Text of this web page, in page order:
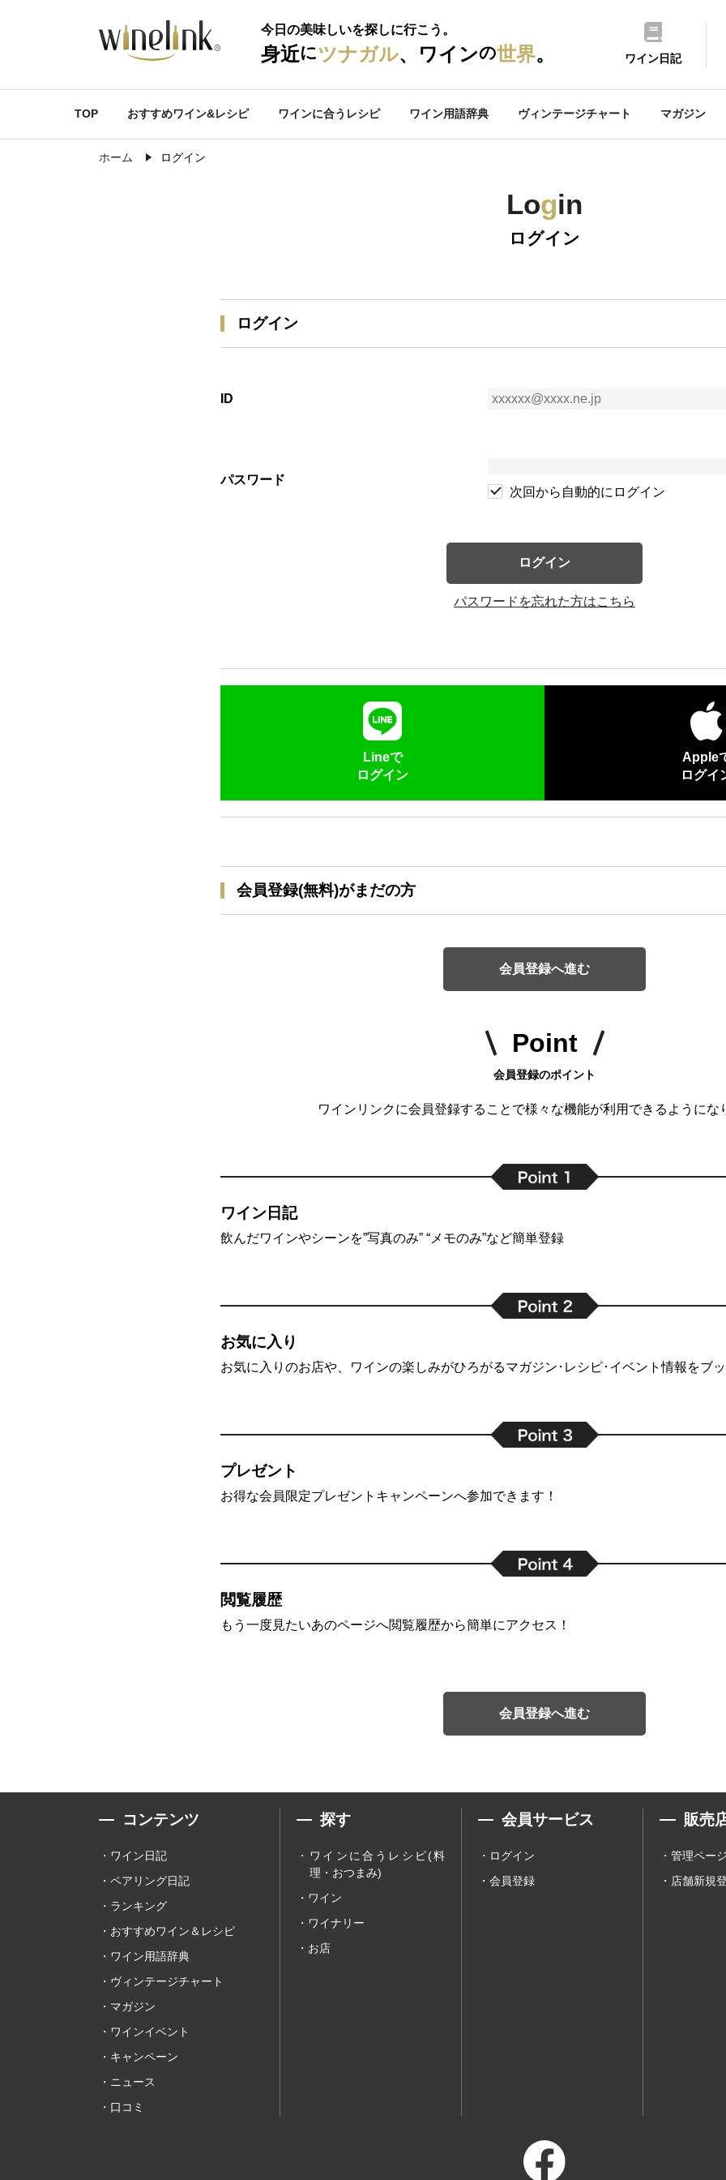
今日の美味しいを探しに行こう。
身近にツナガル、ワインの世界。 ワイン日記
TOP おすすめワイン&レシピ ワインに合うレシピ ワイン用語辞典 ヴィンテージチャート マガジン
ホーム ログイン
Login
ログイン
ログイン
ID
パスワード
次回から自動的にログイン
ログイン
パスワードを忘れた方はこちら
Lineで
ログイン
Apple
ログイ
会員登録(無料)がまだの方
会員登録へ進む
Point
会員登録のポイント
ワインリンクに会員登録することで様々な機能が利用できるようにな
ワイン日記
飲んだワインやシーンを”写真のみ” “メモのみ”など簡単登録
お気に入り
お気に入りのお店や、ワインの楽しみがひろがるマガジン･レシピ･イベント情報をブ
プレゼント
お得な会員限定プレゼントキャンペーンへ参加できます！
閲覧履歴
もう一度見たいあのページへ閲覧履歴から簡単にアクセス！
会員登録へ進む
コンテンツ
ワイン日記
ペアリング日記
ランキング
おすすめワイン＆レシピ
ワイン用語辞典
ヴィンテージチャート
マガジン
ワインイベント
キャンペーン
ニュース
口コミ
探す
ワインに合うレシピ(料
理・おつまみ)
ワイン
ワイナリー
お店
会員サービス
ログイン
会員登録
販売
管理ペー
店舗新規